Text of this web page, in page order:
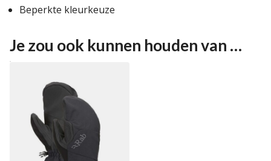
Beperkte kleurkeuze
Je zou ook kunnen houden van …